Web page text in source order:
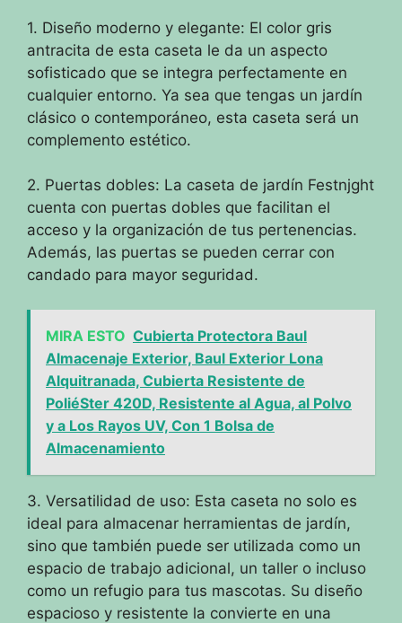
1. Diseño moderno y elegante: El color gris
antracita de esta caseta le da un aspecto
sofisticado que se integra perfectamente en
cualquier entorno. Ya sea que tengas un jardín
clásico o contemporáneo, esta caseta será un
complemento estético.
2. Puertas dobles: La caseta de jardín Festnjght
cuenta con puertas dobles que facilitan el
acceso y la organización de tus pertenencias.
Además, las puertas se pueden cerrar con
candado para mayor seguridad.
MIRA ESTO Cubierta Protectora Baul
Almacenaje Exterior, Baul Exterior Lona
Alquitranada, Cubierta Resistente de
PoliéSter 420D, Resistente al Agua, al Polvo
y a Los Rayos UV, Con 1 Bolsa de
Almacenamiento
3. Versatilidad de uso: Esta caseta no solo es
ideal para almacenar herramientas de jardín,
sino que también puede ser utilizada como un
espacio de trabajo adicional, un taller o incluso
como un refugio para tus mascotas. Su diseño
espacioso y resistente la convierte en una